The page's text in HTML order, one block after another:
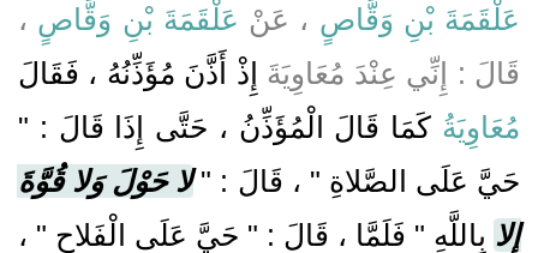
عَلْقَمَةَ بْنِ وَقَّاصٍ ، عَنْ عَلْقَمَةَ بْنِ وَقَّاصٍ ،
قَالَ : إِنِّي عِنْدَ مُعَاوِيَةَ إِذْ أَذَّنَ مُؤَذِّنُهُ ، فَقَالَ
مُعَاوِيَةُ كَمَا قَالَ الْمُؤَذِّنُ ، حَتَّى إِذَا قَالَ : "
حَيَّ عَلَى الصَّلاةِ " ، قَالَ : "لا حَوْلَ وَلا قُوَّةَ
إِلا بِاللَّهِ " فَلَمَّا ، قَالَ : " حَيَّ عَلَى الْفَلاحِ " ،